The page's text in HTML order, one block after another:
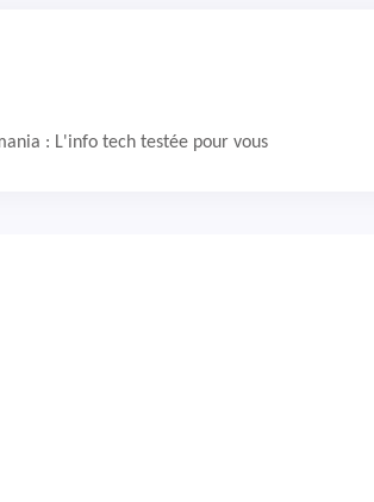
: L'info tech testée pour vous